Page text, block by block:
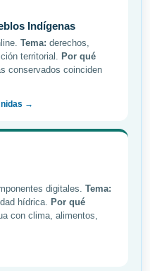
Indígenas
Tema: derechos,
territorial. Por qué
conservados coinciden
→
digitales. Tema:
hídrica. Por qué
con clima, alimentos,